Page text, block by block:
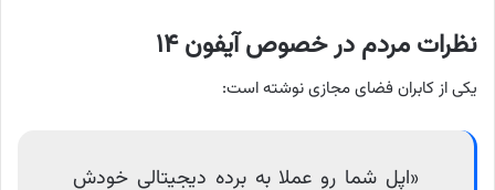
نظرات مردم در خصوص آیفون ۱۴
یکی از کابران فضای مجازی نوشته است:
«اپل شما رو عملا به برده دیجیتالی خودش